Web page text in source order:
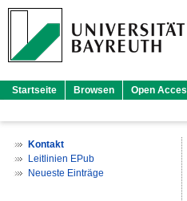
Startseite Browsen Open
Kontakt
Leitlinien EPub
Neueste Einträge